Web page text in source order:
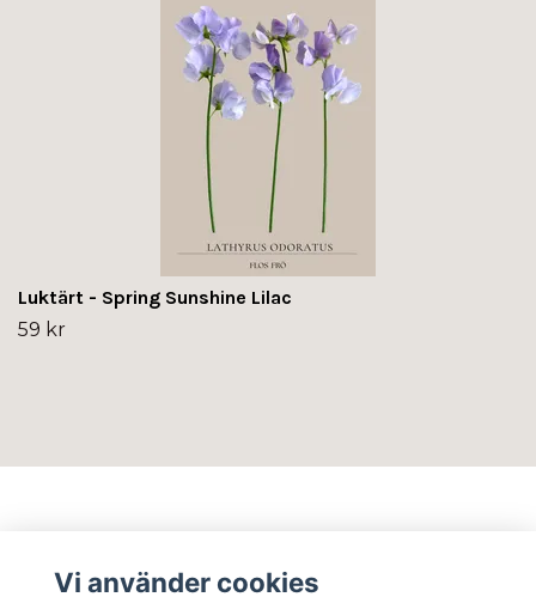
Luktärt - Spring Sunshine Lilac
59 kr
Vi använder cookies